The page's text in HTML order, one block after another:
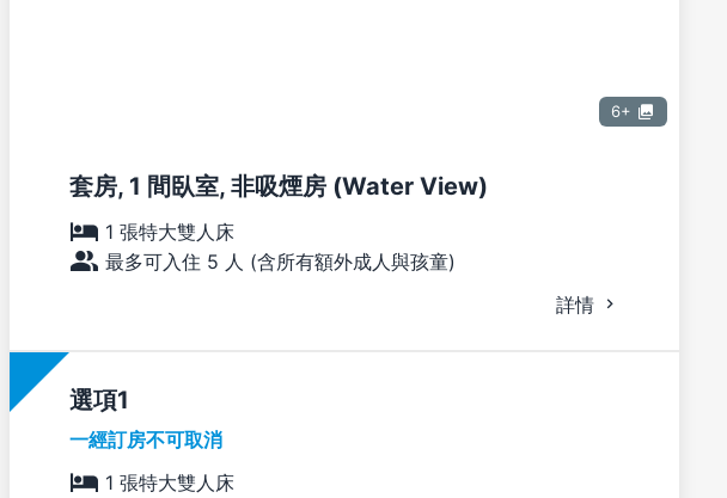
6+
套房, 1 間臥室, 非吸煙房 (Water View)
1 張特大雙人床
最多可入住 5 人 (含所有額外成人與孩童)
詳情
選項
一經訂房不可取消
1 張特大雙人床